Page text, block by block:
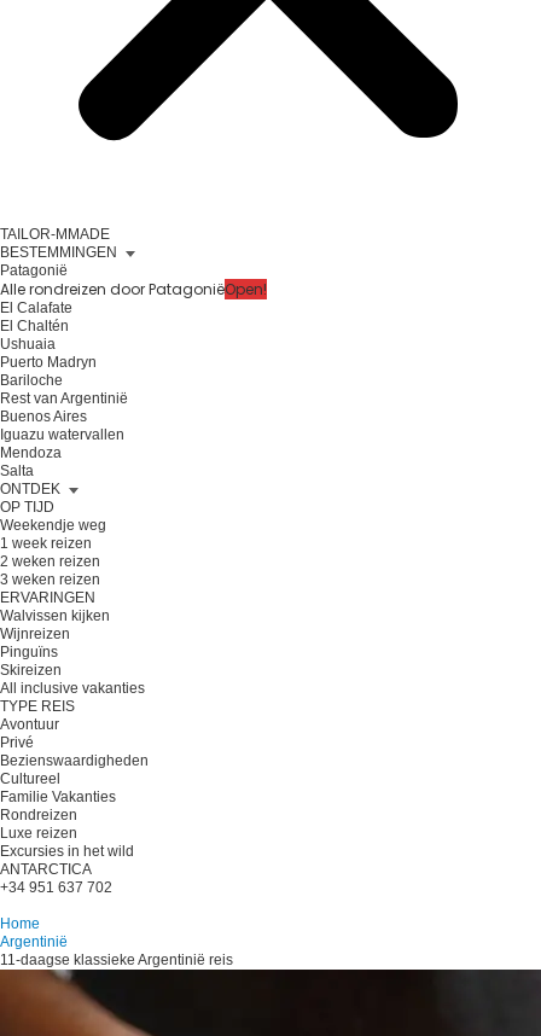
TAILOR-MMADE
BESTEMMINGEN
Patagonië
Alle rondreizen door PatagoniëOpen!
El Calafate
El Chaltén
Ushuaia
Puerto Madryn
Bariloche
Rest van Argentinië
Buenos Aires
Iguazu watervallen
Mendoza
Salta
ONTDEK
OP TIJD
Weekendje weg
1 week reizen
2 weken reizen
3 weken reizen
ERVARINGEN
Walvissen kijken
Wijnreizen
Pinguïns
Skireizen
All inclusive vakanties
TYPE REIS
Avontuur
Privé
Bezienswaardigheden
Cultureel
Familie Vakanties
Rondreizen
Luxe reizen
Excursies in het wild
ANTARCTICA
+34 951 637 702
Home
Argentinië
11-daagse klassieke Argentinië reis